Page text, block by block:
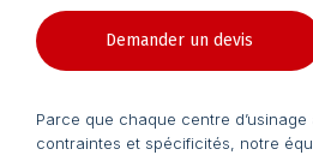
Demander un devis
Parce que chaque centre
contraintes et spécificités, notre